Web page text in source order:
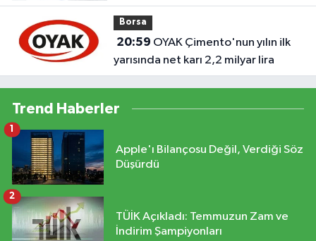
Borsa
20:59
yarısında net karı 2,2 milyar lira
Trend Haberler
Apple'ı Bilançosu Değil, Verdiği Söz
Düşürdü
TÜİK Açıkladı: Temmuzun Zam ve
İndirim Şampiyonları
2